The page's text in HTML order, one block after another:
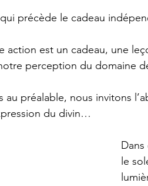
précède le cadeau
action est un cadeau, une
perception du domaine
au préalable, nous invitons
du divin…
le